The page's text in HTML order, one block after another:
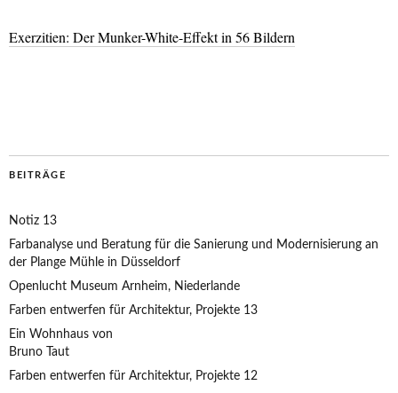
Exerzitien: Der Munker-White-Effekt in 56 Bildern
BEITRÄGE
Notiz 13
Farbanalyse und Beratung für die Sanierung und Modernisierung an
der Plange Mühle in Düsseldorf
Openlucht Museum Arnheim, Niederlande
Farben entwerfen für Architektur, Projekte 13
Ein Wohnhaus von
Bruno Taut
Farben entwerfen für Architektur, Projekte 12